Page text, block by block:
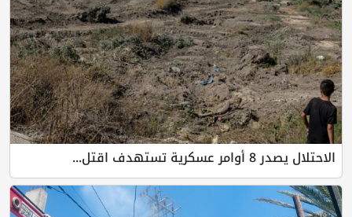
الاحتلال يصدر 8 أوامر عسكرية تستهدف اقتل...